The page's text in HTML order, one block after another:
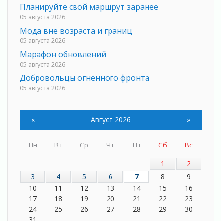
Планируйте свой маршрут заранее
05 августа 2026
Мода вне возраста и границ
05 августа 2026
Марафон обновлений
05 августа 2026
Добровольцы огненного фронта
05 августа 2026
05 августа 2026
Лучшая из лучших
Пульс региона
«Результат командный, заслуга каждого
ведомства и муниципалитета»
05 августа 2026
Вдохновлять, просвещать и объединять!
05 августа 2026
« Август 2026 »
Пн Вт Ср Чт Пт Сб
Вс
1
2
3
4 5 6 7 8
9
10
11 12 13 14 15
16
17
18 19 20 21 22
23
24
25 26 27 28 29
30